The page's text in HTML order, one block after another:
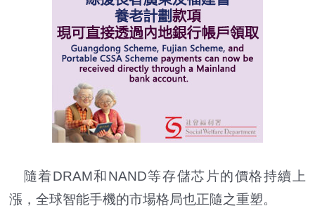
隨着DRAM和NAND等存儲芯片的價格持續上
漲，全球智能手機的市場格局也正隨之重塑。